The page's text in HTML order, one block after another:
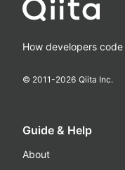
How developers code
© 2011-2026 Qiita Inc.
Guide & Help
About